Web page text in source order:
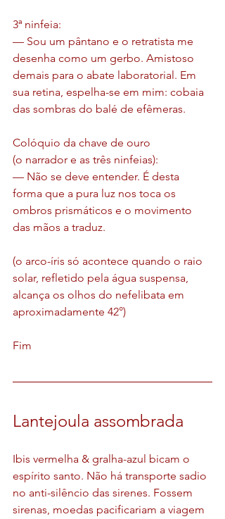
3ª ninfeia:
— Sou um pântano e o retratista me
desenha como um gerbo. Amistoso
demais para o abate laboratorial. Em
sua retina, espelha-se em mim: cobaia
das sombras do balé de efêmeras.
Colóquio da chave de ouro
(o narrador e as três ninfeias):
— Não se deve entender. É desta
forma que a pura luz nos toca os
ombros prismáticos e o movimento
das mãos a traduz.
(o arco-íris só acontece quando o raio
solar, refletido pela água suspensa,
alcança os olhos do nefelibata em
aproximadamente 42°)
Fim
Lantejoula assombrada
Ibis vermelha & gralha-azul bicam o
espírito santo. Não há transporte sadio
no anti-silêncio das sirenes. Fossem
sirenas, moedas pacificariam a viagem